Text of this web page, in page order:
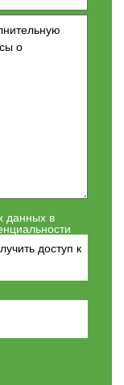
данных в
доступ к